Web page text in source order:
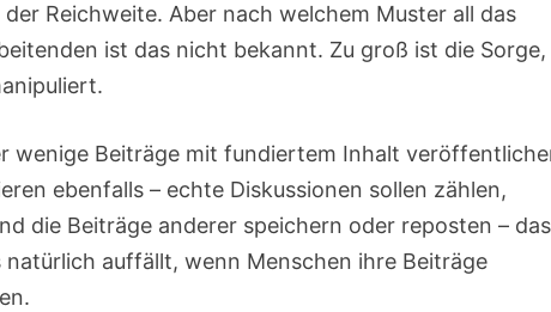
Reichweite. Aber nach welchem Muster all das
ist das nicht bekannt. Zu groß ist die Sorge,
wenige Beiträge mit fundiertem Inhalt
ebenfalls – echte Diskussionen sollen zählen,
die Beiträge anderer speichern oder reposten –
auffällt, wenn Menschen ihre Beiträge